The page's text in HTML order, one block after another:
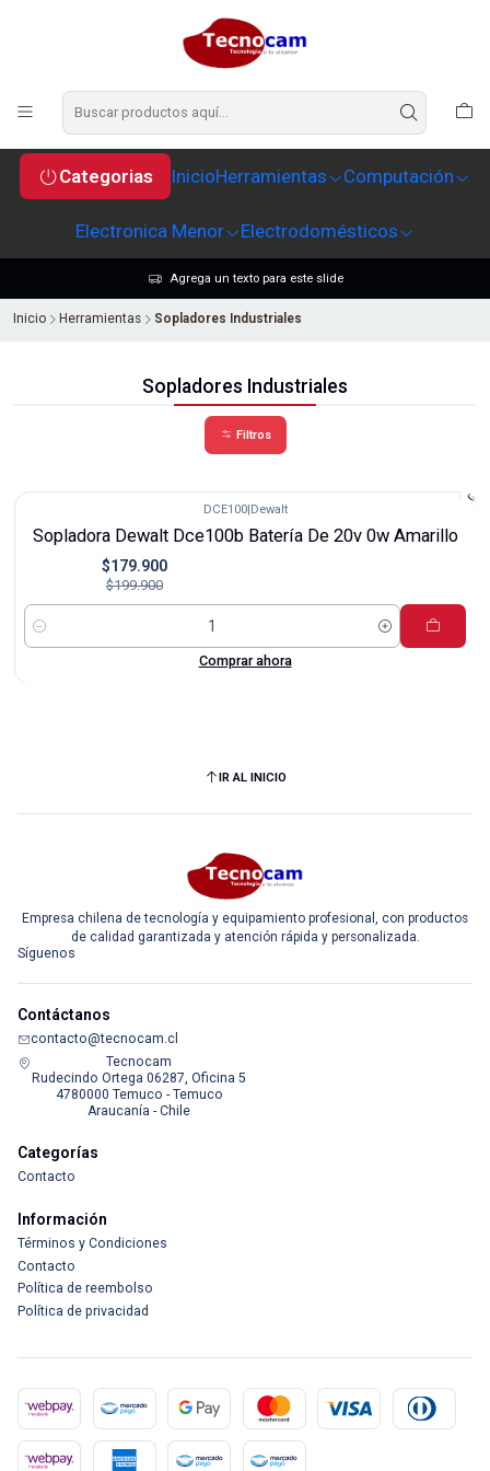
Categorias InicioHerramientas Computación
Electronica Menor Electrodomésticos
Agrega un texto para este slide
Inicio Herramientas Sopladores Industriales
Sopladores Industriales
Filtros
DCE100|Dewalt
Sopladora Dewalt Dce100b Batería De 20v 0w Amarillo
$179.900
$199.900
Cantidad
Comprar ahora
IR AL INICIO
Empresa chilena de tecnología y equipamiento profesional, con productos
de calidad garantizada y atención rápida y personalizada.
Síguenos
Contáctanos
contacto@tecnocam.cl
Tecnocam
Rudecindo Ortega 06287, Oficina 5
4780000 Temuco - Temuco
Araucanía - Chile
Categorías
Contacto
Información
Términos y Condiciones
Contacto
Política de reembolso
Política de privacidad